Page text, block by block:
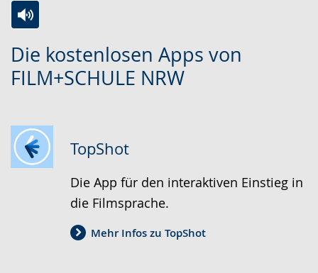
Die kostenlosen Apps von
FILM+SCHULE NRW
Leichten
Sprache
Audio-
Unterstützung.
Video
in
wird
angezeigt.
TopShot
Die App für den interaktiven Einstieg in
die Filmsprache.
Mehr Infos zu TopShot